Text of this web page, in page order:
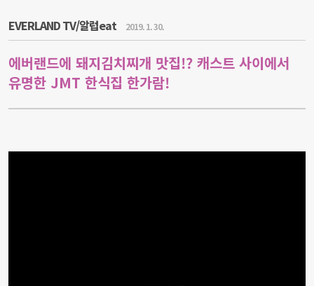
EVERLAND TV/알럽eat 2019. 1. 30.
에버랜드에 돼지김치찌개 맛집!? 캐스트 사이에서
유명한 JMT 한식집 한가람!